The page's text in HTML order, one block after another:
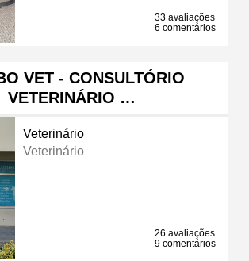
33 avaliações
6 comentários
VET - CONSULTÓRIO
VETERINÁRIO …
Veterinário
Veterinário
26 avaliações
9 comentários